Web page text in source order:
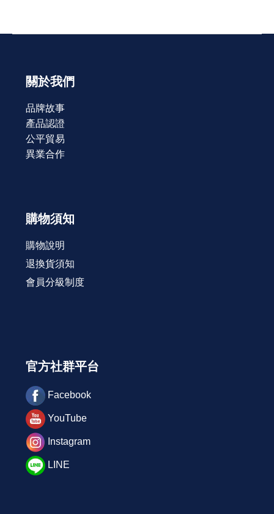
關於我們
品牌故事
產品認證
公平貿易
異業合作
購物須知
購物說明
退換貨須知
會員分級制度
官方社群平台
Facebook
YouTube
Instagram
LINE